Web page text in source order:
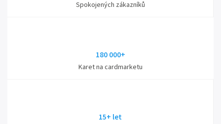
Spokojených zákazníků
180 000+
Karet na cardmarketu
15+ let